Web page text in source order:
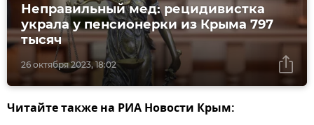
26 октября 2023, 18:02
Неправильный мед: рецидивистка
украла у пенсионерки из Крыма 797
тысяч
Читайте также на РИА Новости Крым: